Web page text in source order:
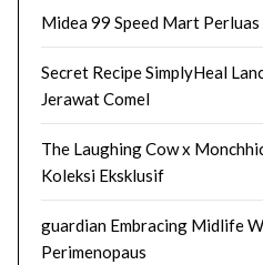
Midea 99 Speed Mart
Secret Recipe SimplyHeal
Jerawat Comel
The Laughing Cow x
Koleksi Eksklusif
guardian Embracing Midlife
Perimenopaus